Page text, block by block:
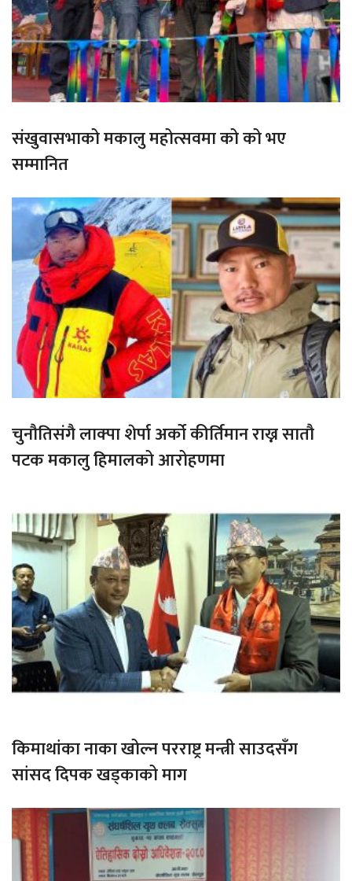
संखुवासभाको मकालु महोत्सवमा को को भए
सम्मानित
चुनौतिसंगै लाक्पा शेर्पा अर्को कीर्तिमान राख्न सातौ
पटक मकालु हिमालको आरोहणमा
किमाथांका नाका खोल्न परराष्ट्र मन्त्री साउदसँग
सांसद दिपक खड्काको माग